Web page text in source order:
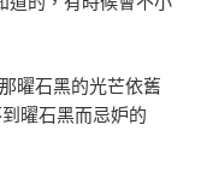
曜石黑的光芒依舊
曜石黑而忌妒的